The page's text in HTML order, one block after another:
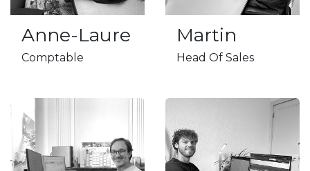
Anne-Laure
Comptable
Martin
Head Of Sales